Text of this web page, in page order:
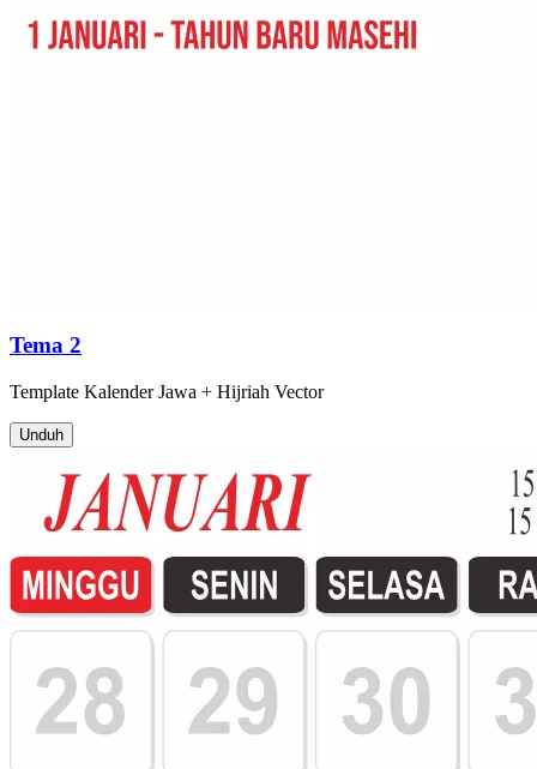
Tema 2
Template Kalender Jawa + Hijriah Vector
Unduh